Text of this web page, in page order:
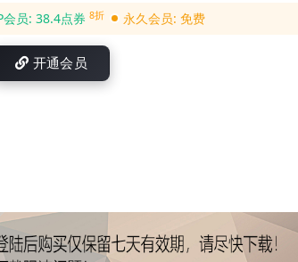
会员:38.4点券 8折 永久会员:免费
开通会员